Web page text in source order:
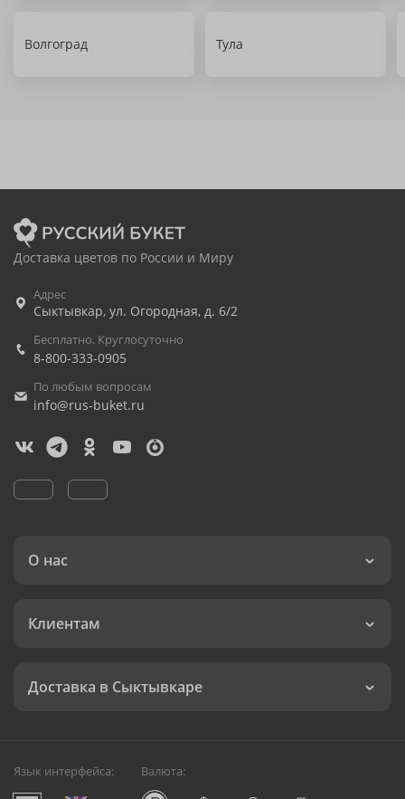
Волгоград Тула
Доставка цветов по России и Миру
Адрес
Сыктывкар, ул. Огородная, д. 6/2
Бесплатно. Круглосуточно
8-800-333-0905
По любым вопросам
info@rus-buket.ru
О нас
Клиентам
Доставка в Сыктывкаре
Язык интерфейса: Валюта: